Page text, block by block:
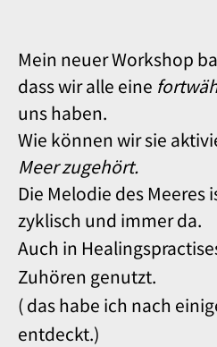
Mein neuer Workshop
dass wir alle eine
uns haben.
Wie können wir sie
Meer zugehört.
Die Melodie des Meeres
zyklisch und immer da.
Auch in
Zuhören genutzt.
( das habe ich nach
entdeckt.)